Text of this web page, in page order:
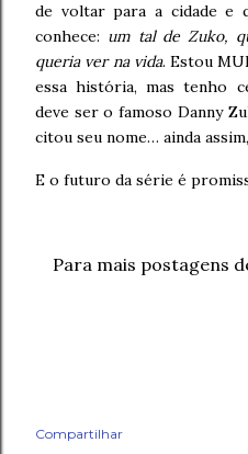
de voltar para a cidade e
conhece: um tal de Zuko,
queria ver na vida. Estou
essa história, mas tenho
deve ser o famoso Danny
citou seu nome… ainda
E o futuro da série é
Para mais postagens
Compartilhar